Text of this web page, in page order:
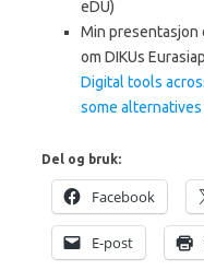
eDU)
Min presentasjon
om DIKUs
Digital tools
some alternatives
Del og bruk:
Facebook
E-post